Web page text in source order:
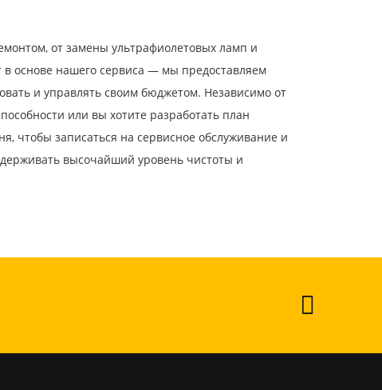
от замены ультрафиолетовых ламп и
основе нашего сервиса — мы предоставляем
и управлять своим бюджетом. Независимо от
или вы хотите разработать план
чтобы записаться на сервисное обслуживание и
высочайший уровень чистоты и